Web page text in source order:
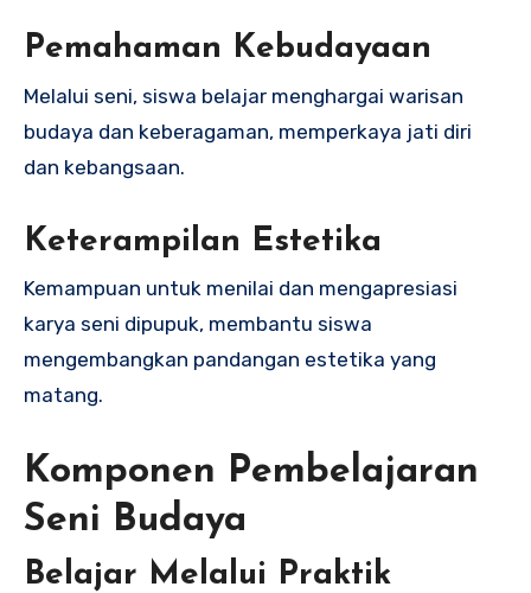
Pemahaman Kebudayaan
Melalui seni, siswa belajar menghargai warisan
budaya dan keberagaman, memperkaya jati diri
dan kebangsaan.
Keterampilan Estetika
Kemampuan untuk menilai dan mengapresiasi
karya seni dipupuk, membantu siswa
mengembangkan pandangan estetika yang
matang.
Komponen Pembelajaran
Seni Budaya
Belajar Melalui Praktik